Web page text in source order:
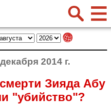
2014 г.
Зияда Абу
"убийство"?